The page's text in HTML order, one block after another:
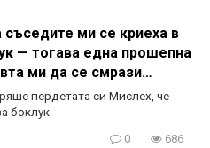
ми се криеха в
— тогава една прошепна
ми да се смрази…
пердетата си Мислех, че
боклук
0 686